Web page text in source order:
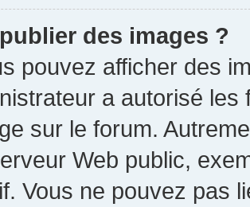
des images ?
pouvez afficher des
a autorisé
sur le forum.
Web public,
Vous ne pouvez pas